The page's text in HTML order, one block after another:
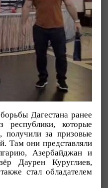
Дагестана ранее
республики, которые
за призовые
Там они представляли
Азербайджан и
Даурен Куруглиев,
стал обладателем